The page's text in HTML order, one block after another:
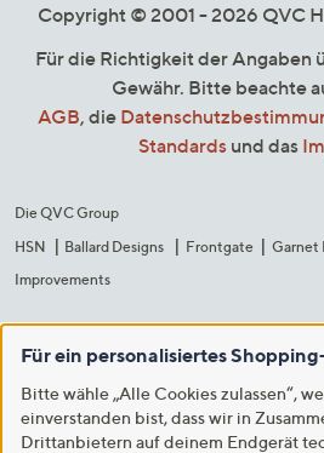
Copyright © 2001 - 2026 QVC
Für die Richtigkeit der Angaben
Gewähr. Bitte beachte
AGB, die
Standards und das
Die QVC Group
HSN
Ballard Designs Frontgate Garnet
Improvements
Für ein personalisiertes
Bitte wähle „Alle Cookies zulassen“,
einverstanden bist, dass wir in
Drittanbietern auf deinem Endgerät